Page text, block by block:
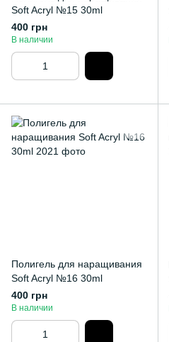
Soft Acryl №15 30ml
400 грн
В наличии
Полигель для наращивания
Soft Acryl №16 30ml
400 грн
В наличии